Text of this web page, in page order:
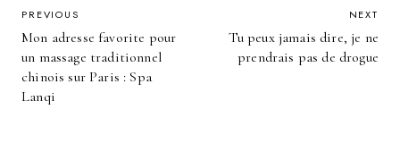
POST
NAVIGATION
PREVIOUS
Mon adresse favorite pour
un massage traditionnel
chinois sur Paris : Spa
Lanqi
NEXT
Tu peux jamais dire, je ne
prendrais pas de drogue